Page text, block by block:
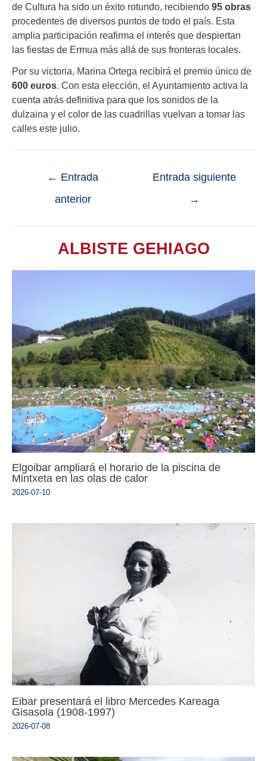
de Cultura ha sido un éxito rotundo, recibiendo 95 obras
procedentes de diversos puntos de todo el país. Esta
amplia participación reafirma el interés que despiertan
las fiestas de Ermua más allá de sus fronteras locales.
Por su victoria, Marina Ortega recibirá el premio único de
600 euros. Con esta elección, el Ayuntamiento activa la
cuenta atrás definitiva para que los sonidos de la
dulzaina y el color de las cuadrillas vuelvan a tomar las
calles este julio.
← Entrada
anterior
Entrada siguiente
→
ALBISTE GEHIAGO
Elgoibar ampliará el horario de la piscina de
Mintxeta en las olas de calor
2026-07-10
Eibar presentará el libro Mercedes Kareaga
Gisasola (1908-1997)
2026-07-08